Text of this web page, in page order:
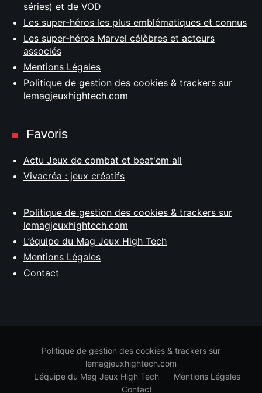
séries) et de VOD
Les super-héros les plus emblématiques et connus
Les super-héros Marvel célèbres et acteurs
associés
Mentions Légales
Politique de gestion des cookies & trackers sur
lemagjeuxhightech.com
Favoris
Actu Jeux de combat et beat'em all
Vivacréa : jeux créatifs
Politique de gestion des cookies & trackers sur
lemagjeuxhightech.com
L’équipe du Mag Jeux High Tech
Mentions Légales
Contact
Politique de gestion des cookies & trackers sur
lemagjeuxhightech.com
L’équipe du Mag Jeux High Tech
Mentions Légales
Contact